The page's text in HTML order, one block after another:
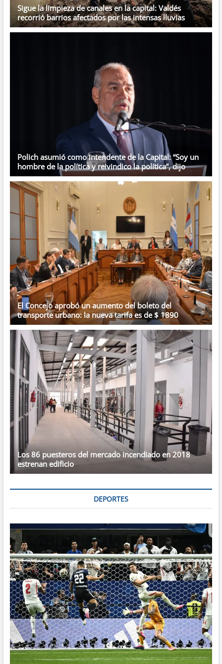
Sigue la limpieza de canales en la capital: Valdés
recorrió barrios afectados por las intensas lluvias
Polich asumió como intendente de la Capital: “Soy un
hombre de la política y reivindico la política”, dijo
El Concejo aprobó un aumento del boleto del
transporte urbano: la nueva tarifa es de $ 1890
Los 86 puesteros del mercado incendiado en 2018
estrenan edificio
DEPORTES